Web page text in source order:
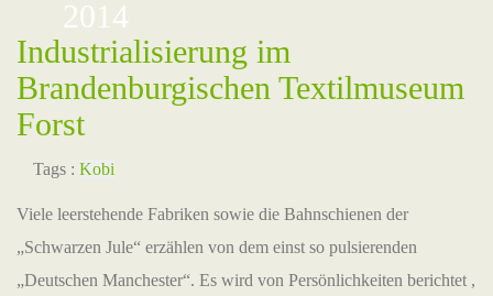
2014
Industrialisierung im
Brandenburgischen Textilmuseum
Forst
Tags : Kobi
Viele leerstehende Fabriken sowie die Bahnschienen der
„Schwarzen Jule“ erzählen von dem einst so pulsierenden
„Deutschen Manchester“. Es wird von Persönlichkeiten berichtet ,